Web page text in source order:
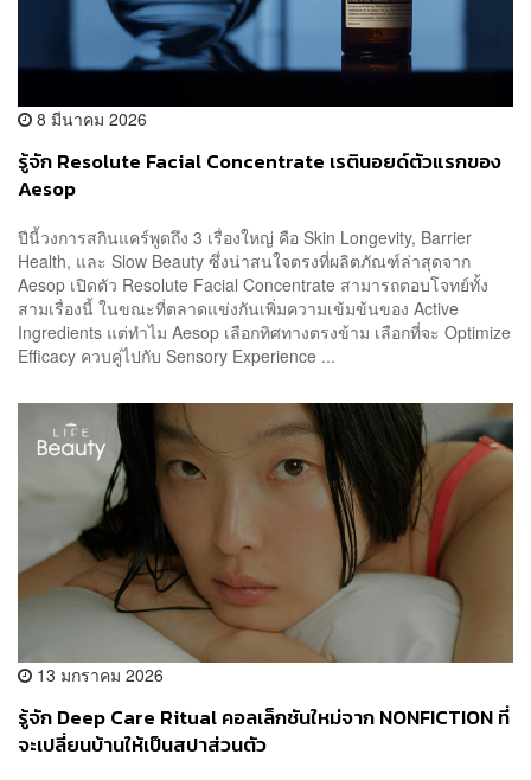
8 มีนาคม 2026
รู้จัก Resolute Facial Concentrate เรตินอยด์ตัวแรกของ
Aesop
ปีนี้วงการสกินแคร์พูดถึง 3 เรื่องใหญ่ คือ Skin Longevity, Barrier
Health, และ Slow Beauty ซึ่งน่าสนใจตรงที่ผลิตภัณฑ์ล่าสุดจาก
Aesop เปิดตัว Resolute Facial Concentrate สามารถตอบโจทย์ทั้ง
สามเรื่องนี้ ในขณะที่ตลาดแข่งกันเพิ่มความเข้มข้นของ Active
Ingredients แต่ทำไม Aesop เลือกทิศทางตรงข้าม เลือกที่จะ Optimize
Efficacy ควบคู่ไปกับ Sensory Experience ...
13 มกราคม 2026
รู้จัก Deep Care Ritual คอลเล็กชันใหม่จาก NONFICTION ที่
จะเปลี่ยนบ้านให้เป็นสปาส่วนตัว